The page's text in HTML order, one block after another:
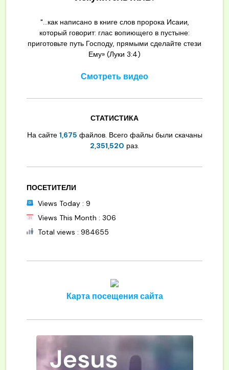
"...как написано в книге слов пророка Исаии,
который говорит: глас вопиющего в пустыне:
приготовьте путь Господу, прямыми сделайте стези
Ему» (Луки 3:4)
Смотреть видео
СТАТИСТИКА
На сайте 1,675 файлов. Всего файлы были скачаны
2,351,520 раз.
ПОСЕТИТЕЛИ
Views Today : 9
Views This Month : 306
Total views : 984655
Карта посещения сайта